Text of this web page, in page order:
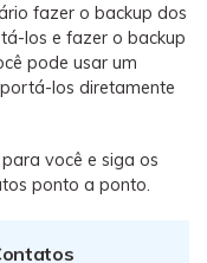
fazer o backup dos
los e fazer o backup
pode usar um
los diretamente
você e siga os
ponto a ponto.